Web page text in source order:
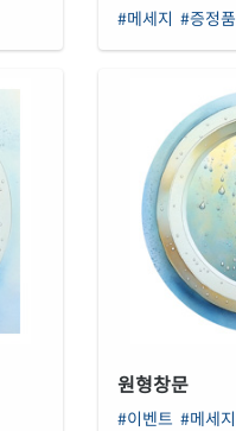
#메세지 #증정품
원형창문
#이벤트 #메세지